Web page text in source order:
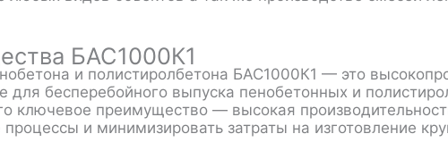
БАС1000К1
и полистиролбетона БАС1000К1 — это
для бесперебойного выпуска пенобетонных и
ключевое преимущество — высокая
процессы и минимизировать затраты на изготовление